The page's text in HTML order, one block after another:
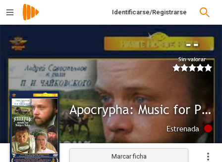
Identificarse/Registrarse
--
Sin valorar
Apocrypha: Music for Peter and Pavel
Estrenada
Marcar ficha